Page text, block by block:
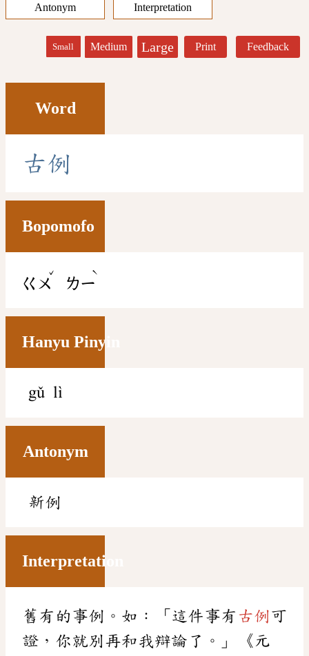
Antonym
Interpretation
Small Medium Large Print Feedback
Word
古例
Bopomofo
ㄍㄨ
ˇ
ㄌㄧ
ˋ
Hanyu Pinyin
gǔ lì
Antonym
新例
Interpretation
舊有的事例。如：「這件事有 古例可
證，你就別再和我辯論了。」《元